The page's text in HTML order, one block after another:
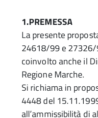
1.PREMESSA
La presente
24618/99 e
coinvolto anche il
Regione Marche.
Si richiama in
4448 del
all’ammissibilità di